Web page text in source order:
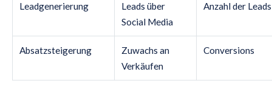
Leadgenerierung
Leads über
Social Media
Anzahl der Leads
Absatzsteigerung
Zuwachs an
Verkäufen
Conversions